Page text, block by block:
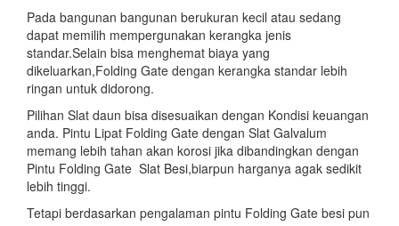
Pada bangunan bangunan berukuran kecil atau sedang
dapat memilih mempergunakan kerangka jenis
standar.Selain bisa menghemat biaya yang
dikeluarkan,Folding Gate dengan kerangka standar lebih
ringan untuk didorong.
Pilihan Slat daun bisa disesuaikan dengan Kondisi keuangan
anda. Pintu Lipat Folding Gate dengan Slat Galvalum
memang lebih tahan akan korosi jika dibandingkan dengan
Pintu Folding Gate Slat Besi,biarpun harganya agak sedikit
lebih tinggi.
Tetapi berdasarkan pengalaman pintu Folding Gate besi pun